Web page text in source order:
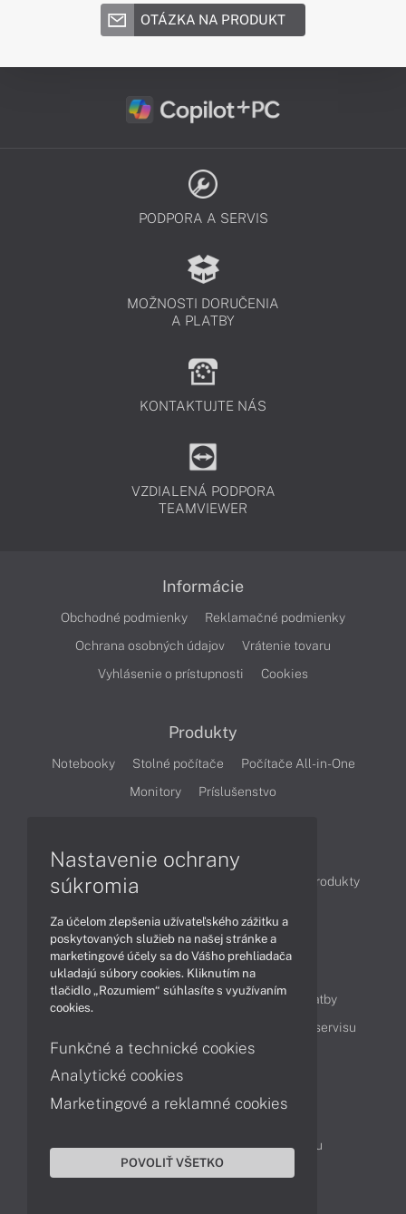
OTÁZKA NA PRODUKT
PODPORA A SERVIS
MOŽNOSTI DORUČENIA
A PLATBY
KONTAKTUJTE NÁS
VZDIALENÁ PODPORA
TEAMVIEWER
Informácie
Obchodné podmienky
Reklamačné podmienky
Ochrana osobných údajov
Vrátenie tovaru
Vyhlásenie o prístupnosti
Cookies
Produkty
Notebooky Stolné počítače
Počítače All-in-One
Monitory
Príslušenstvo
Články
Obchodné informácie
Produkty
Obsah
Ako nakupovať
Možnosti doručenia a platby
Cenník servisu
Kontakty
Servisné oddelenie
Reklamácia tovaru
Nastavenie ochrany
súkromia
Za účelom zlepšenia užívateľského zážitku a
poskytovaných služieb na našej stránke a
marketingové účely sa do Vášho prehliadača
ukladajú súbory cookies. Kliknutím na
tlačidlo „Rozumiem“ súhlasíte s využívaním
cookies.
Funkčné a technické cookies
Analytické cookies
Marketingové a reklamné cookies
POVOLIŤ VŠETKO